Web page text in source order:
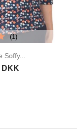
Soffy...
DKK
(1)